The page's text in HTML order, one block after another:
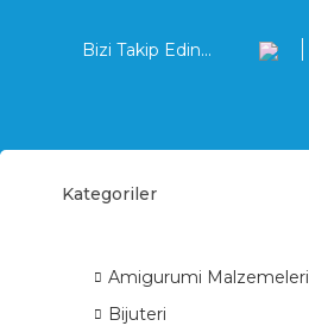
Bizi Takip Edin...
Kategoriler
ÜRÜN GRUPLARI
Amigurumi Malzemeleri
Bijuteri